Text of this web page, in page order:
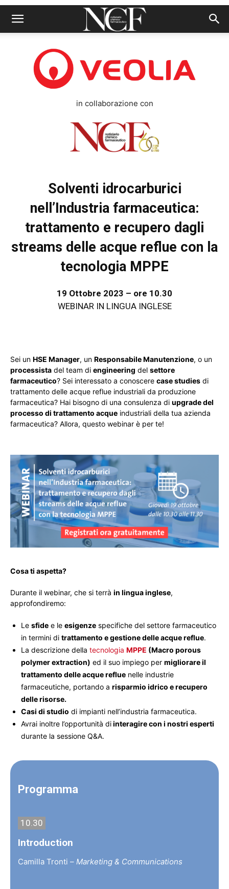
in collaborazione con
Solventi idrocarburici
nell’Industria farmaceutica:
trattamento e recupero dagli
streams delle acque reflue con la
tecnologia MPPE
19 Ottobre 2023 – ore 10.30
WEBINAR IN LINGUA INGLESE
Sei un HSE Manager, un Responsabile Manutenzione, o un
processista del team di engineering del settore
farmaceutico? Sei interessato a conoscere case studies di
trattamento delle acque reflue industriali da produzione
farmaceutica? Hai bisogno di una consulenza di upgrade del
processo di trattamento acque industriali della tua azienda
farmaceutica? Allora, questo webinar è per te!
Cosa ti aspetta?
Durante il webinar, che si terrà in lingua inglese,
approfondiremo:
Le sfide e le esigenze specifiche del settore farmaceutico
in termini di trattamento e gestione delle acque reflue.
La descrizione della tecnologia MPPE (Macro porous
polymer extraction) ed il suo impiego per migliorare il
trattamento delle acque reflue nelle industrie
farmaceutiche, portando a risparmio idrico e recupero
delle risorse.
Casi di studio di impianti nell’industria farmaceutica.
Avrai inoltre l’opportunità diinteragire con i nostri esperti
durante la sessione Q&A.
Programma
10.30
Introduction
Camilla Tronti – Marketing & Communications